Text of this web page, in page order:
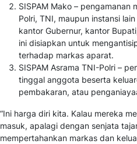
SISPAM Mako – pengamanan
Polri, TNI, maupun instansi
kantor Gubernur, kantor
ini disiapkan untuk
terhadap markas aparat.
SISPAM Asrama TNI-Polri –
tinggal anggota beserta
pembakaran, atau
“Ini harga diri kita. Kalau mereka
masuk, apalagi dengan senjata
mempertahankan markas dan